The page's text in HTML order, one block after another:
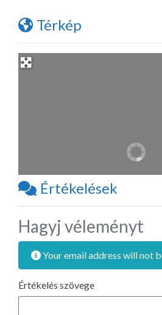
Térkép
Értékelések
Hagyj véleményt
Your email address will not
Értékelés szövege